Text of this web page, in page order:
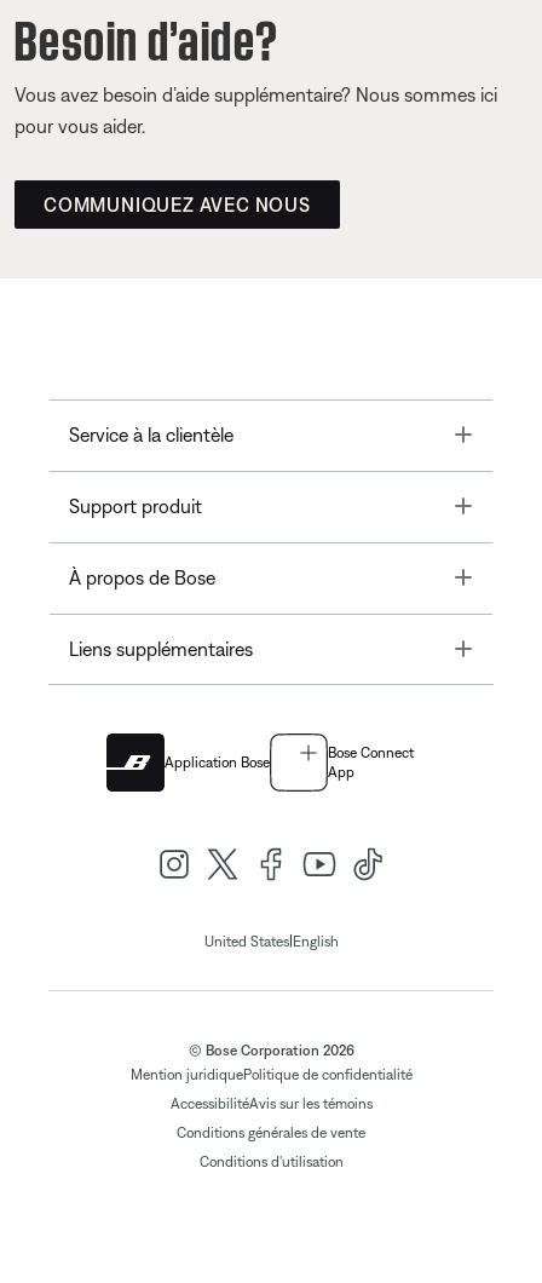
Besoin d’aide?
Vous avez besoin d’aide supplémentaire? Nous sommes ici
pour vous aider.
COMMUNIQUEZ AVEC NOUS
Service à la clientèle Toggle
Support produit Toggle
À propos de Bose Toggle
Liens supplémentaires Toggle
Application Bose
Bose Connect
App
United States| English
© Bose Corporation 2026
Mention juridiquePolitique de confidentialité
AccessibilitéAvis sur les témoins
Conditions générales de vente
Conditions d'utilisation